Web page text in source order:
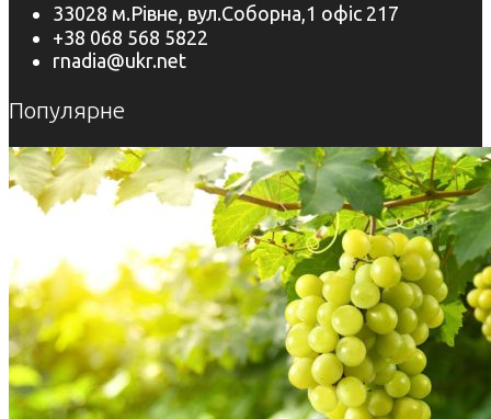
33028 м.Рівне, вул.Соборна,1 офіс 217
+38 068 568 5822
rnadia@ukr.net
Популярне